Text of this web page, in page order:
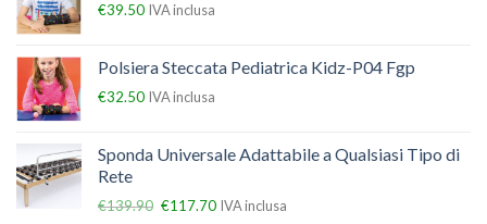
€39.50 IVA inclusa
Polsiera Steccata Pediatrica Kidz-P04 Fgp
€32.50 IVA inclusa
Sponda Universale Adattabile a Qualsiasi Tipo di
Rete
€139.90 €117.70 IVA inclusa